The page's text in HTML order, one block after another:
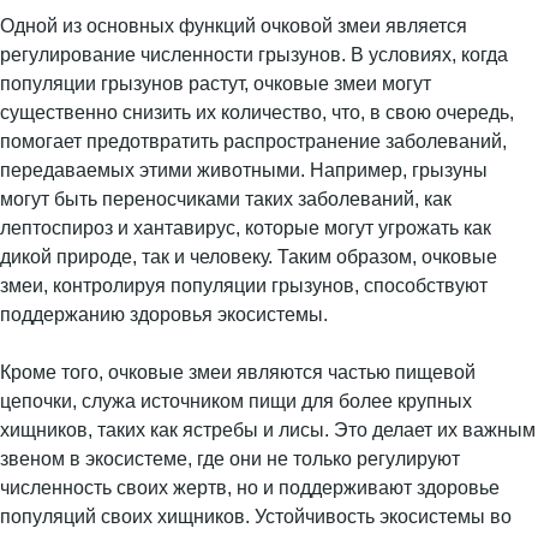
Одной из основных функций очковой змеи является
регулирование численности грызунов. В условиях, когда
популяции грызунов растут, очковые змеи могут
существенно снизить их количество, что, в свою очередь,
помогает предотвратить распространение заболеваний,
передаваемых этими животными. Например, грызуны
могут быть переносчиками таких заболеваний, как
лептоспироз и хантавирус, которые могут угрожать как
дикой природе, так и человеку. Таким образом, очковые
змеи, контролируя популяции грызунов, способствуют
поддержанию здоровья экосистемы.
Кроме того, очковые змеи являются частью пищевой
цепочки, служа источником пищи для более крупных
хищников, таких как ястребы и лисы. Это делает их важным
звеном в экосистеме, где они не только регулируют
численность своих жертв, но и поддерживают здоровье
популяций своих хищников. Устойчивость экосистемы во